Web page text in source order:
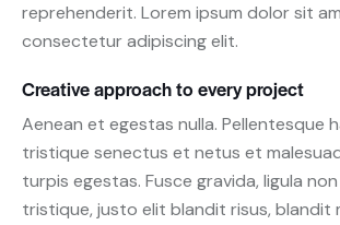
reprehenderit. Lorem ipsum dolor sit
consectetur adipiscing elit.
Creative approach to every project
Aenean et egestas nulla. Pellentesque
tristique senectus et netus et
turpis egestas. Fusce gravida, ligula
tristique, justo elit blandit risus, blandit